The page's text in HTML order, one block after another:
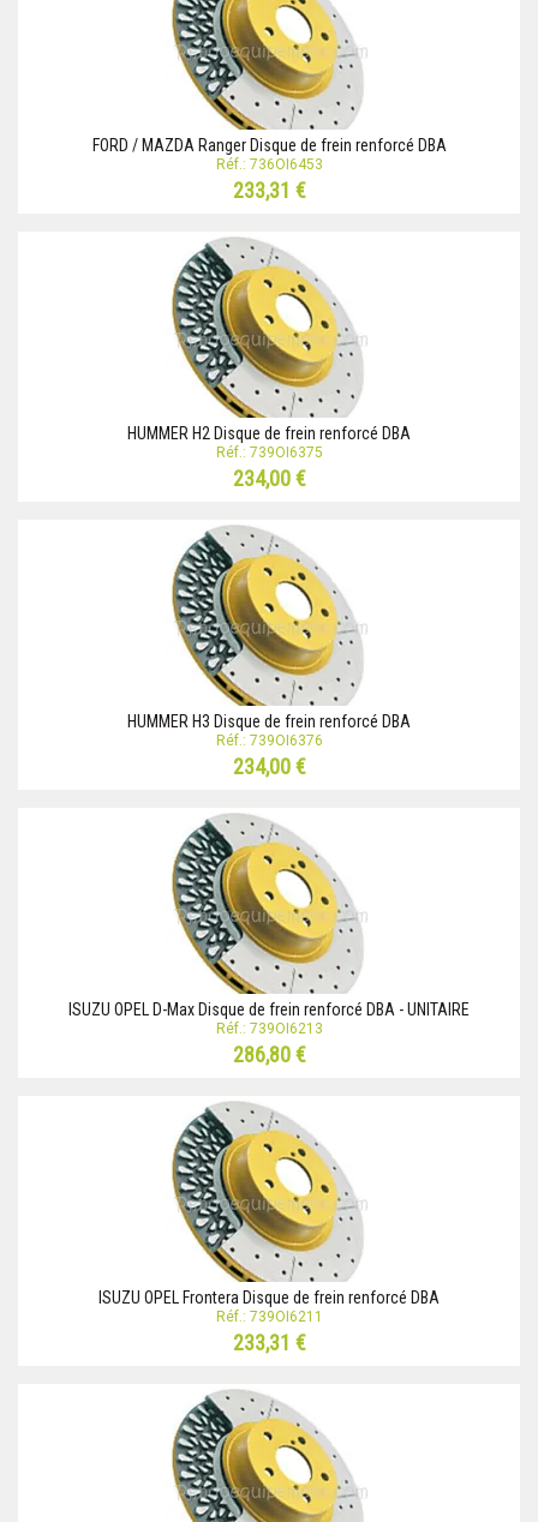
FORD / MAZDA Ranger Disque de frein renforcé DBA
Réf.: 736OI6453
233,31 €
HUMMER H2 Disque de frein renforcé DBA
Réf.: 739OI6375
234,00 €
HUMMER H3 Disque de frein renforcé DBA
Réf.: 739OI6376
234,00 €
ISUZU OPEL D-Max Disque de frein renforcé DBA - UNITAIRE
Réf.: 739OI6213
286,80 €
ISUZU OPEL Frontera Disque de frein renforcé DBA
Réf.: 739OI6211
233,31 €